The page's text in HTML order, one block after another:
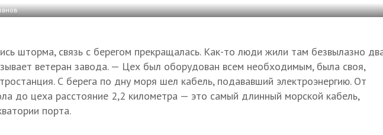
шторма, связь с берегом прекращалась. Как-то люди жили там безвылазно
ветеран завода. — Цех был оборудован всем необходимым, была своя,
С берега по дну моря шел кабель, подававший электроэнергию. От
до цеха расстояние 2,2 километра — это самый длинный морской кабель,
порта.